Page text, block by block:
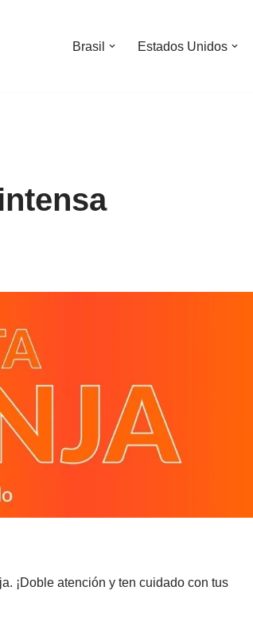
Brasil Estados Unidos
¡Doble atención y ten cuidado con tus